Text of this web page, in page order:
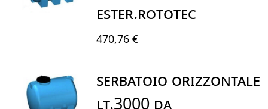
ESTER.ROTOTEC
470,76 €
SERBATOIO ORIZZONTALE
LT.3000 DA